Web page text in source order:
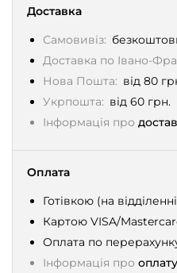
Доставка
Самовивіз:
Доставка по Івано-
Нова Пошта: від 80
Укрпошта: від 60 грн.
Інформація про
Оплата
Готівкою (на
Картою VISA/
Оплата по
Інформація про оплату